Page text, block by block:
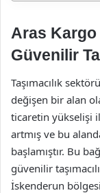
Aras Kargo
Güvenilir
Taşımacılık
değişen bir alan
ticaretin yükselişi
artmış ve bu
başlamıştır. Bu
güvenilir
İskenderun